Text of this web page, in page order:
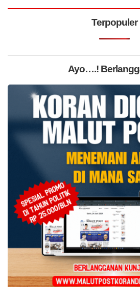
Terpopuler
Ayo….!